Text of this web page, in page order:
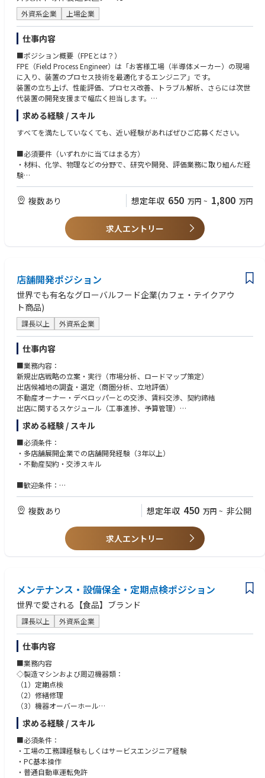
外資系企業 上場企業
仕事内容
■ポジション概要（FPEとは？）
FPE（Field Process Engineer）は「お客様工場（半導体メーカー）の現場
に入り、装置のプロセス技術を最適化するエンジニア」です。
装置の立ち上げ、性能評価、プロセス改善、トラブル解析、さらには次世
代装置の開発支援まで幅広く担当します。
■主な業務内容
1. 半導体製造装置の立ち上げ
する
2. 前工程プロセス性能の検証・改善
画（DOE）で改善。歩留まり向上を支援
3. トラブルシュート（原因解析）
ガス、温度、圧力、RF、チャンバー状態などの装置パラメータを解析し、
原因を切り分ける
紹介）、顧客の量産工場でのプロセス条件作り
5. 本社（米国）との技術連携
装置改善・不具合共有・次世代装置の開発支援。技術文書は英語が多く、
メールなどで海外拠点と連携する場合があります
6. プロジェクト管理
課題の定義、実験計画、スケジュール管理、チーム連携
7. 技術指導・ナレッジ共有
装置設置時のトレーニング。若手エンジニア育成
■扱う装置
希望・経験に応じて、以下のいずれかを担当します：
エッチング（Etch）
成膜（Deposition）
洗浄（Wet Clean）
PLP（新アプリケーション）
■出張について
・出張無し拠点
広島オフィス
北上サービスセンター
四日市テクノロジーセンター※四日市拠点のみ入社後1～2年目に研修の一
環で北上への出張が生じる場合がございます。
求める経験 / スキル
すべてを満たしていなくても、近い経験があればぜひご応募ください。
■必須要件（いずれかに当てはまる方）
・材料、化学、物理などの分野で、研究や開発、評価業務に取り組んだ経
験
（大学院での研究経験、またはそれに近い実務経験を想定しています）
・実験や評価を通じて、条件を変えながら結果を確認し、「なぜその結果
になったのか」を考え、説明してきた経験
・技術的な内容について、社内外の関係者と会話しながら、認識をすり合
わせたり、方針を決めた経験
・現場や装置、実機を扱う業務の中で、想定外のトラブルや課題に対し、
■近い職種(企業によって定義が異なるため記載しております)
・プロセスエンジニア
・技術マーケティング
・プロジェクトマネジメント
・アプリケーションエンジニア
■以下の経験をお持ちの方は、特に親和性があります
・顧客の要望を整理し、技術的な観点で形にしてきた経験
・技術的な立場で、製品やサービスの価値を説明してきた経験
・社内外を巻き込んで、案件やテーマを前に進めた経験
・半導体材料、製造、装置メーカーでのプロセスエンジニアまたはアプリ
ケーションエンジニア経験
■歓迎要件
・材料、化学、物理系分野の大学院修了（修士または博士）
・半導体、電子材料、薄膜、成膜、エッチング、洗浄などに関わる知識や
経験
・装置メーカー、材料メーカー、デバイスメーカーなどでの評価、試作、
立ち上げ、顧客対応の経験
・実験結果やデータをまとめ、改善提案や報告を行った経験（DOE、統計
手法の名称を使っていなくても問題ありません）
・顧客先や現場での評価対応、技術説明、レポート作成の経験
・英語の技術資料を読むことに抵抗がない方
または、簡単な技術的なやり取りができる方
複数あり 想定年収 650 万円 ~ 1,800 万円
求人エントリー
店舗開発ポジション
世界でも有名なグローバルフード企業(カフェ・テイクアウ
ト商品)
課長以上 外資系企業
仕事内容
■業務内容：
新規出店戦略の立案・実行（市場分析、ロードマップ策定）
出店候補地の調査・選定（商圏分析、立地評価）
不動産オーナー・デベロッパーとの交渉、賃料交渉、契約締結
出店に関するスケジュール（工事進捗、予算管理）
既存店舗の再契約/移転・改装計画の推進（売上改善、ブランド価値向
上）求める経験 / スキル
■必須条件：
・多店舗展開企業での店舗開発経験（3年以上）
・不動産契約・交渉スキル
■歓迎条件：
・飲食業界または小売業界での店舗開発経験
・商業施設・ロードサイド物件の開発経験
・FCビジネスの店舗開発経験
■求める人物像
・戦略的思考と実行力を兼ね備えた方
複数あり 想定年収 450 万円 ~ 非公開
求人エントリー
メンテナンス・設備保全・定期点検ポジション
世界で愛される【食品】ブランド
課長以上 外資系企業
仕事内容
■業務内容
◇製造マシンおよび周辺機器類：
（1）定期点検
（2）修繕修理
（3）機器オーバーホール
（4）在庫管理
（5）部品調達全般
（6）緊急対応
（7）その他
◇店舗修繕：依頼発生都度（マシンがある店舗のみ）
※店舗冷蔵庫、冷凍庫等の修繕、保守等は無し（別の業者依頼）
求める経験 / スキル
■必須条件：
・工場の工務課経験もしくはサービスエンジニア経験
・PC基本操作
・普通自動車運転免許